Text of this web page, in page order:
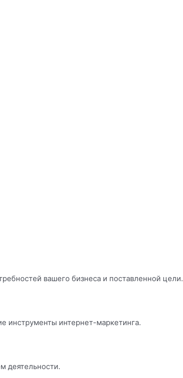
вашего бизнеса и поставленной цели.
инструменты интернет-маркетинга.
деятельности.